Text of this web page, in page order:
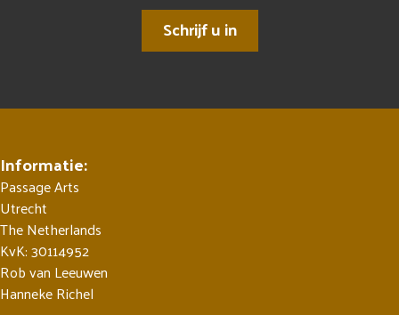
Schrijf u in
Informatie:
Passage Arts
Utrecht
The Netherlands
KvK: 30114952
Rob van Leeuwen
Hanneke Richel